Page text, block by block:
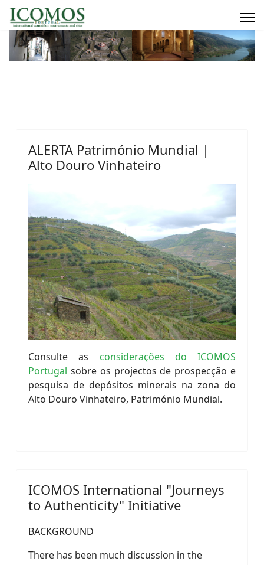
ALERTA Património Mundial |
Alto Douro Vinhateiro
Consulte as considerações do ICOMOS
Portugal sobre os projectos de prospecção e
pesquisa de depósitos minerais na zona do
Alto Douro Vinhateiro, Património Mundial.
ICOMOS International "Journeys
to Authenticity" Initiative
BACKGROUND
There has been much discussion in the